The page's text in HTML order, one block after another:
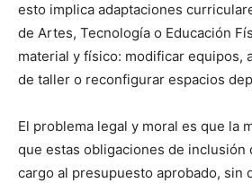
esto implica adaptaciones
de Artes, Tecnología o Educación
material y físico: modificar equipos,
de taller o reconfigurar espacios
El problema legal y moral es que la
que estas obligaciones de inclusión
cargo al presupuesto aprobado, sin